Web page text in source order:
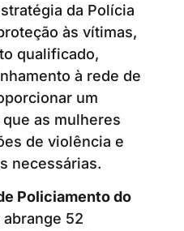
da Polícia
às vítimas,
qualificado,
à rede de
um
as mulheres
de violência e
necessárias.
Policiamento do
abrange 52